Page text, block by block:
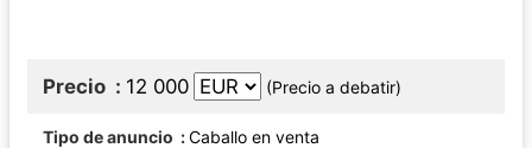
Precio 12 000 (Precio a debatir)
Tipo de anuncio Caballo en venta